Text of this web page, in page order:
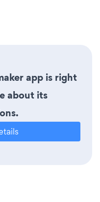
app is right
about its